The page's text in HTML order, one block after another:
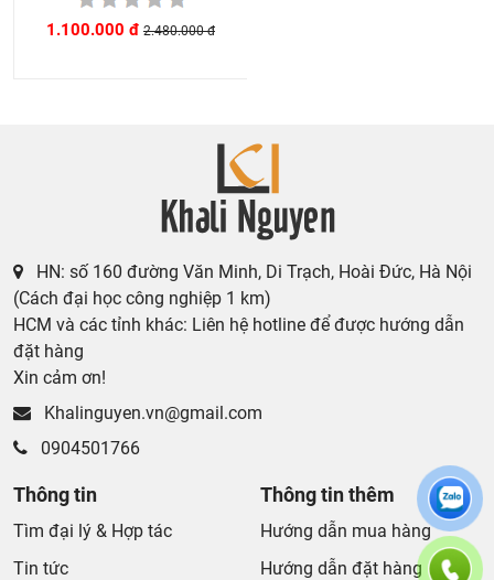
1.100.000 đ 2.480.000 đ
HN: số 160 đường Văn Minh, Di Trạch, Hoài Đức, Hà Nội
(Cách đại học công nghiệp 1 km)
HCM và các tỉnh khác: Liên hệ hotline để được hướng dẫn
đặt hàng
Xin cảm ơn!
Khalinguyen.vn@gmail.com
0904501766
Thông tin
Tìm đại lý & Hợp tác
Tin tức
Thông tin thêm
Hướng dẫn mua hàng
Hướng dẫn đặt hàng